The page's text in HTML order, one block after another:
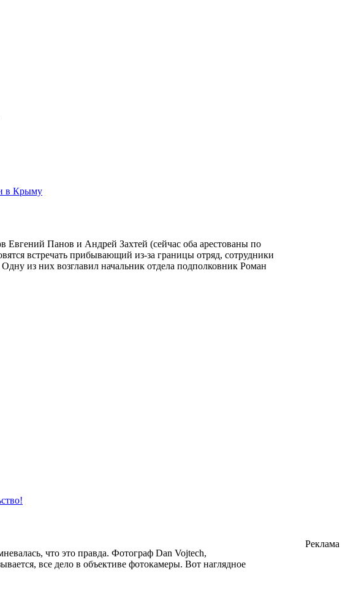
в Крыму
Панов и Андрей Захтей (сейчас оба арестованы по
встречать прибывающий из-за границы отряд, сотрудники
из них возглавил начальник отдела подполковник Роман
что это правда. Фотограф Dan Vojtech,
все дело в объективе фотокамеры. Вот наглядное
Реклама